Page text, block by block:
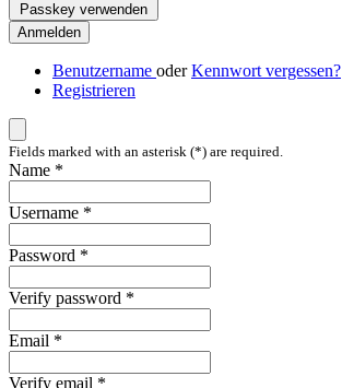
Passkey verwenden
Anmelden
Benutzername oderKennwort vergessen?
Registrieren
Fields marked with an asterisk (*) are required.
Name *
Username *
Password *
Verify password *
Email *
Verify email *